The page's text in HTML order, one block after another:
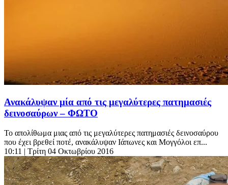
Ανακάλυψαν μία από τις μεγαλύτερες πατημασιές
δεινοσαύρων – ΦΩΤΟ
Το απολίθωμα μιας από τις μεγαλύτερες πατημασιές δεινοσαύρου
που έχει βρεθεί ποτέ, ανακάλυψαν Ιάπωνες και Μογγόλοι επ...
10:11 | Τρίτη 04 Οκτωβρίου 2016